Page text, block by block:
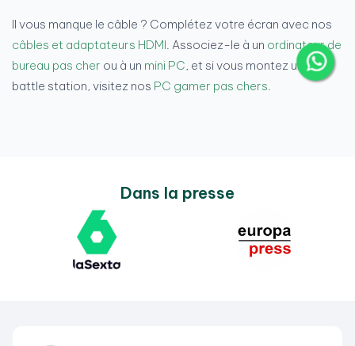
Il vous manque le câble ? Complétez votre écran avec nos
câbles et adaptateurs HDMI. Associez-le à un ordinateur de
bureau pas cher ou à un mini PC, et si vous montez une
battle station, visitez nos PC gamer pas chers.
Dans la presse